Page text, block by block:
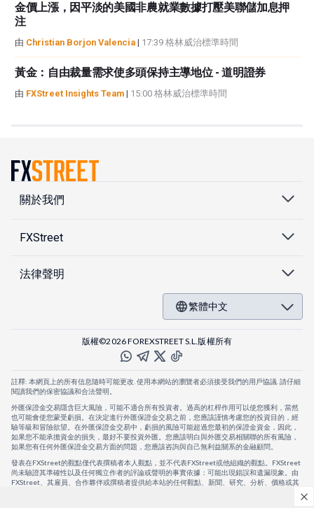
金價上漲，因平淡的美國非農就業數據打壓美聯儲加息押
注
由 Christian Borjon Valencia | 17:39 格林威治標準時間
黃金：自由裁量需求使多頭保持主導地位 - 道明證券
由 FXStreet Insights Team | 15:00 格林威治標準時間
關於我們
FXStreet
法律聲明
繁體中文
版權©2026 FOREXSTREET S.L.版權所有
註釋: 本網頁上的所有信息隨時可能更改. 使用本網站的瀏覽者必須接受我們的用戶協議. 請仔細
閱讀我們的保密協議和合法聲明。
外匯保證金交易隱含巨大風險，可能不適合所有投資者。過高的杠桿作用可以使您獲利，當然
也可能會使您蒙受虧損。在決定進行外匯保證金交易之前，您應該謹慎考慮您的投資目的，經
驗等級和冒險欲望。在外匯保證金交易中，虧損的風險可能超過您最初的保證金資金，因此，
如果您不能承擔資金的損失，最好不要投資外匯。您應該明白與外匯交易相關聯的所有風險，
如果您有任何外匯保證金交易方面的問題，您應該咨詢與自己無利益關系的金融顧問。
發表在FXStreet的觀點僅代表撰稿者本人觀點，並不代表FXStreet或他組織的觀點。FXStreet
尚未驗證其準確性以及任何獨立作者的評論或聲明的事實依據：可能出現錯誤和遺漏現象。由
FXStreet、其雇員、合作夥伴或撰稿者提供給本站的任何觀點、新聞、研究、分析、價格或其